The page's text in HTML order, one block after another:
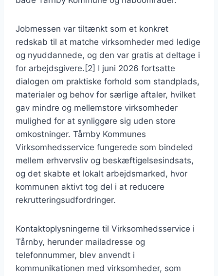
Jobmessen var tiltænkt som et konkret
redskab til at matche virksomheder med ledige
og nyuddannede, og den var gratis at deltage i
for arbejdsgivere.[2] I juni 2026 fortsatte
dialogen om praktiske forhold som standplads,
materialer og behov for særlige aftaler, hvilket
gav mindre og mellemstore virksomheder
mulighed for at synliggøre sig uden store
omkostninger. Tårnby Kommunes
Virksomhedsservice fungerede som bindeled
mellem erhvervsliv og beskæftigelsesindsats,
og det skabte et lokalt arbejdsmarked, hvor
kommunen aktivt tog del i at reducere
rekrutteringsudfordringer.
Kontaktoplysningerne til Virksomhedsservice i
Tårnby, herunder mailadresse og
telefonnummer, blev anvendt i
kommunikationen med virksomheder, som